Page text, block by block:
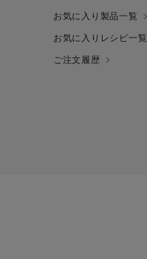
お気に入り製品一覧
お気に入りレシピ一覧
ご注文履歴